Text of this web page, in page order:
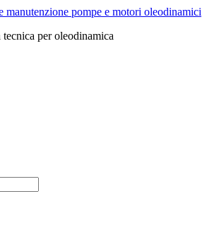
tecnica per oleodinamica